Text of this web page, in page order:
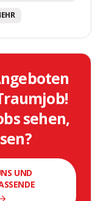
sehen,
UND